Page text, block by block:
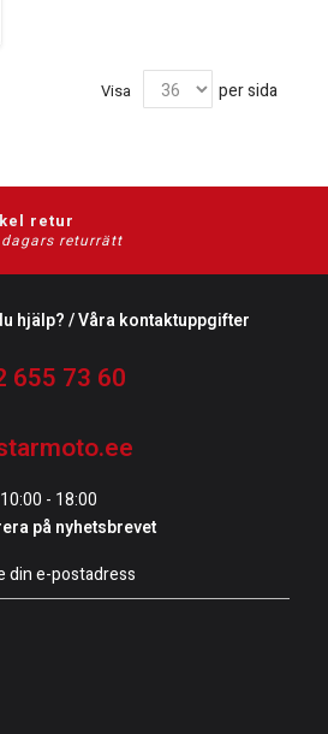
Visa per sida
retur
dagars returrätt
hjälp? / Våra kontaktuppgifter
655 73 60
- 18:00
på nyhetsbrevet